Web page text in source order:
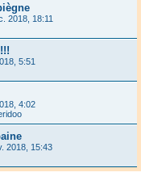
2018, 18:11
5:51
4:02
2018, 15:43